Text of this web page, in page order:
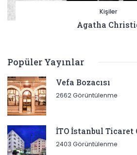
Kişiler
Agatha
Popüler Yayınlar
Vefa Bozacısı
2662 Görüntülenme
İTO İstanbul Ticaret
2403 Görüntülenme